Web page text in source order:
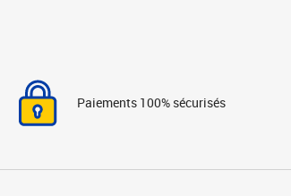
Paiements 100% sécurisés